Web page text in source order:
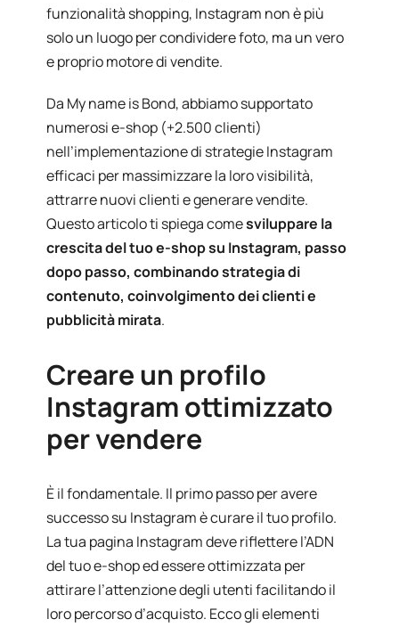
funzionalità shopping, Instagram non è più
solo un luogo per condividere foto, ma un vero
e proprio motore di vendite.
Da My name is Bond, abbiamo supportato
numerosi e-shop (+2.500 clienti)
nell’implementazione di strategie Instagram
efficaci per massimizzare la loro visibilità,
attrarre nuovi clienti e generare vendite.
Questo articolo ti spiega comesviluppare la
crescita del tuo e-shop su Instagram, passo
dopo passo, combinando strategia di
contenuto, coinvolgimento dei clienti e
pubblicità mirata.
Creare un profilo
Instagram ottimizzato
per vendere
È ilfondamentale. Il primo passo per avere
successo su Instagram è curare il tuo profilo.
La tua pagina Instagram deve riflettere l’ADN
del tuo e-shop ed essere ottimizzata per
attirare l’attenzione degli utenti facilitando il
loro percorso d’acquisto. Ecco gli elementi